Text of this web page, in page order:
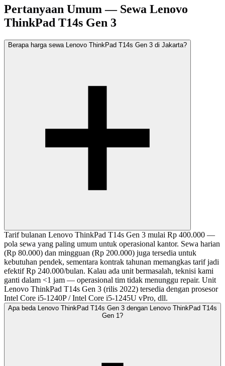
Pertanyaan Umum — Sewa Lenovo
ThinkPad T14s Gen 3
Berapa harga sewa Lenovo ThinkPad T14s Gen 3 di Jakarta?
Tarif bulanan Lenovo ThinkPad T14s Gen 3 mulai Rp 400.000 —
pola sewa yang paling umum untuk operasional kantor. Sewa harian
(Rp 80.000) dan mingguan (Rp 200.000) juga tersedia untuk
kebutuhan pendek, sementara kontrak tahunan memangkas tarif jadi
efektif Rp 240.000/bulan. Kalau ada unit bermasalah, teknisi kami
ganti dalam <1 jam — operasional tim tidak menunggu repair. Unit
Lenovo ThinkPad T14s Gen 3 (rilis 2022) tersedia dengan prosesor
Intel Core i5-1240P / Intel Core i5-1245U vPro, dll.
Apa beda Lenovo ThinkPad T14s Gen 3 dengan Lenovo ThinkPad T14s
Gen 1?